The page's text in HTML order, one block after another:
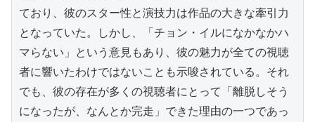
ており、彼のスター性と演技力は作品の大きな牽引力
となっていた。しかし、「チョン・イルになかなかハ
マらない」という意見もあり、彼の魅力が全ての視聴
者に響いたわけではないことも示唆されている。それ
でも、彼の存在が多くの視聴者にとって「離脱しそう
になったが、なんとか完走」できた理由の一つであっ